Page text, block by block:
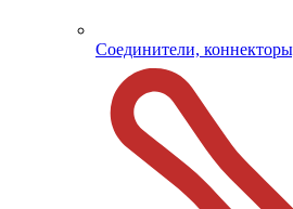
Соединители,